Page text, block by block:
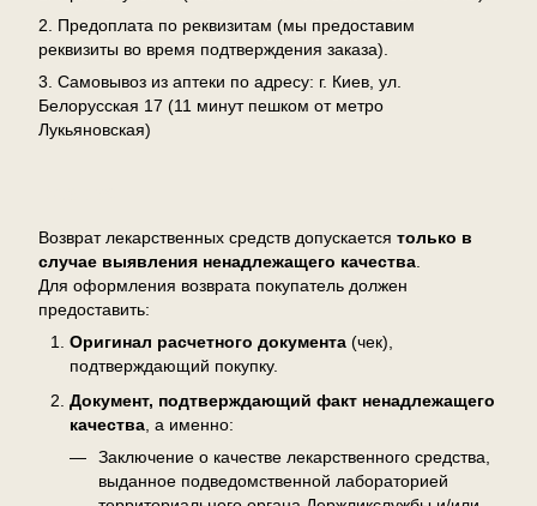
2. Предоплата по реквизитам (мы предоставим
реквизиты во время подтверждения заказа).
3. Самовывоз из аптеки по адресу: г. Киев, ул.
Белорусская 17 (11 минут пешком от метро
Лукьяновская)
Возврат лекарственных средств допускается только в
случае выявления ненадлежащего качества.
Для оформления возврата покупатель должен
предоставить:
Оригинал расчетного документа (чек),
подтверждающий покупку.
Документ, подтверждающий факт ненадлежащего
качества , а именно:
Заключение о качестве лекарственного средства,
выданное подведомственной лабораторией